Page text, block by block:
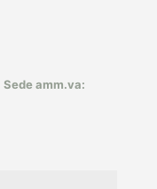
Sede amm.va: